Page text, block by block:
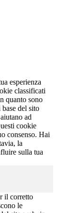
esperienza
classificati
quanto sono
del sito
ad
cookie
consenso. Hai
la
sulla tua
il corretto
le